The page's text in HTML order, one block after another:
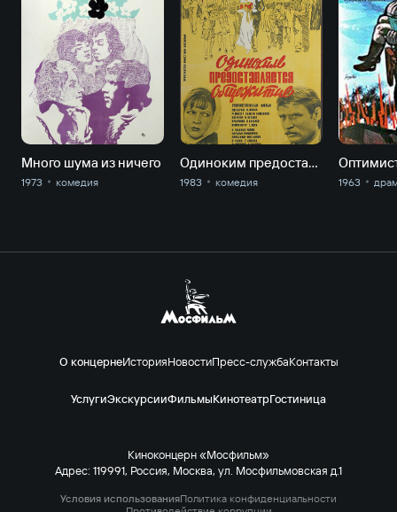
Много шума из ничего
1973 комедия
Одиноким предоставляется общежитие
1983 комедия 1963
О концернеИсторияНовостиПресс-службаКонтакты
УслугиЭкскурсииФильмыКинотеатрГостиница
Киноконцерн «Мосфильм»
Адрес: 119991, Россия, Москва, ул. Мосфильмовская д.1
Условия использованияПолитика конфиденциальности